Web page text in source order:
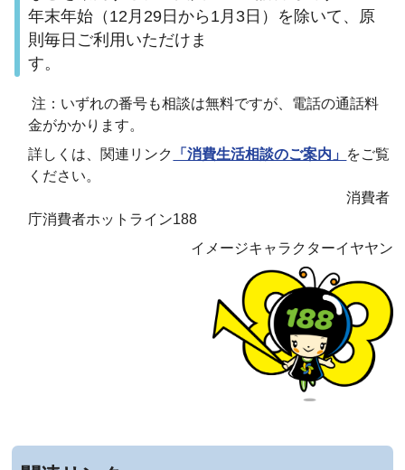
年末年始（12月29日から1月3日）を除いて、原
則毎日ご利用いただけま
す。
注：いずれの番号も相談は無料ですが、電話の通話料
金がかかります。
詳しくは、関連リンク
「消費生活相談のご案内」 をご覧
ください。
消費者
庁消費者ホットライン188
イメージキャラクターイヤヤン